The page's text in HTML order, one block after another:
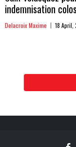
indemnisation
Delacroix Maxime 18